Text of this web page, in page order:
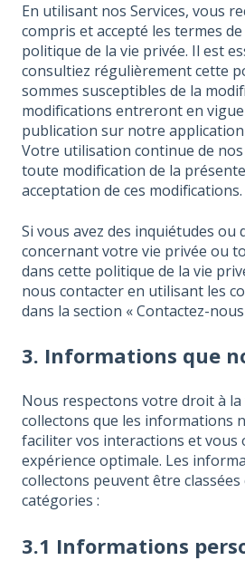
En utilisant nos Services, vous
compris et accepté les termes
politique de la vie privée. Il est
consultiez régulièrement cette
sommes susceptibles de la
modifications entreront en
publication sur notre
Votre utilisation continue de nos
toute modification de la
acceptation de ces modifications.
Si vous avez des inquiétudes ou
concernant votre vie privée ou
dans cette politique de la vie
nous contacter en utilisant les
dans la section « Contactez-
3. Informations que
Nous respectons votre droit à la
collectons que les informations
faciliter vos interactions et vous
expérience optimale. Les
collectons peuvent être
catégories :
3.1 Informations